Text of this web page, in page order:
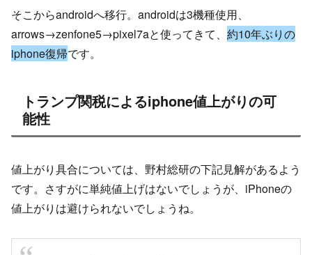
そこからandroidへ移行。androidは3機種使用、
arrows→zenfone5→pixel7aと使ってきて、 約10年ぶりの
iphone復帰です。
トランプ関税によるiphone値上がりの可
能性
値上がり具合については、野村総研の下記見解があるよう
です。さすがに単純値上げはないでしょうが、iPhoneの
値上がりは避けられないでしょうね。